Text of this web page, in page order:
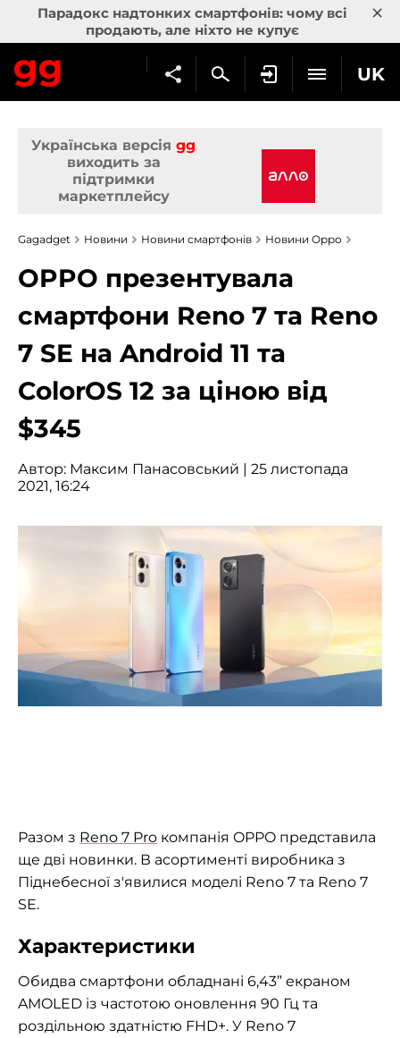
Парадокс надтонких смартфонів: чому всі
продають, але ніхто не купує
×
UK
Українська версія gg
виходить за
підтримки
маркетплейсу
Gagadget Новини Новини смартфонів Новини Oppo
OPPO презентувала
смартфони Reno 7 та Reno
7 SE на Android 11 та
ColorOS 12 за ціною від
$345
Автор: Максим Панасовський | 25 листопада
2021, 16:24
Разом з Reno 7 Pro компанія OPPO представила
ще дві новинки. В асортименті виробника з
Піднебесної з'явилися моделі Reno 7 та Reno 7
SE.
Характеристики
Обидва смартфони обладнані 6,43” екраном
AMOLED із частотою оновлення 90 Гц та
роздільною здатністю FHD+. У Reno 7